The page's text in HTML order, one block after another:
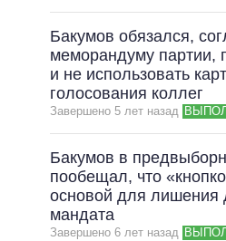
АРХИВНЫЕ
Бакумов обязался,
меморандуму партии,
и не использовать
голосования коллег
Завершено 5 лет назад
Бакумов в
пообещал, что
основой для лишения
мандата
Завершено 6 лет назад